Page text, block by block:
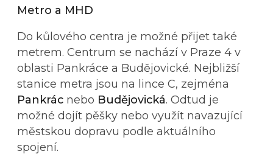
Metro a MHD
Do kůlového centra je možné přijet také
metrem. Centrum se nachází v Praze 4 v
oblasti Pankráce a Budějovické. Nejbližší
stanice metra jsou na lince C, zejména
Pankrác nebo Budějovická. Odtud je
možné dojít pěšky nebo využít navazující
městskou dopravu podle aktuálního
spojení.